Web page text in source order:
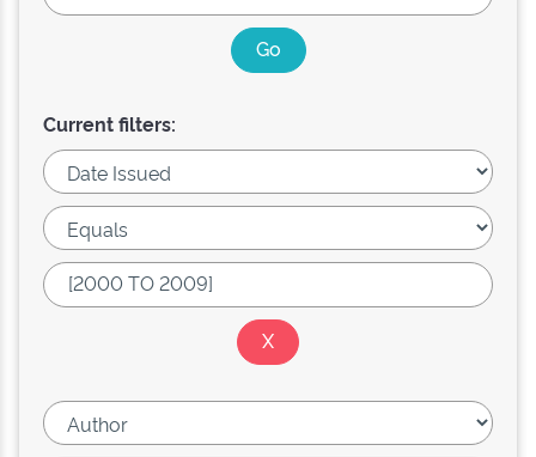
Current filters: